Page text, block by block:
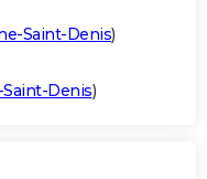
Saint-Denis)
Denis)